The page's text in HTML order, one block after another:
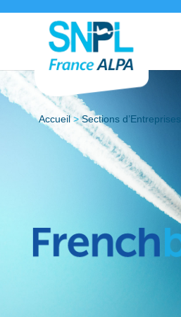
Accueil>Sections d’Entreprises